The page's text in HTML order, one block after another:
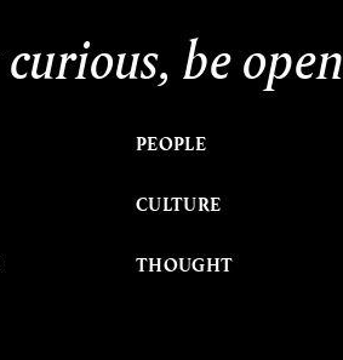
be open
PEOPLE
CULTURE
THOUGHT